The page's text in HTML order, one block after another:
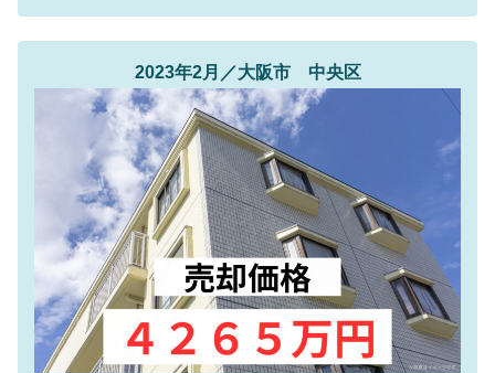
2023年2月／大阪市 中央区